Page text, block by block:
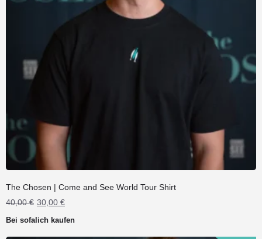
The Chosen | Come and See World Tour Shirt
40,00€ Ursprünglicher
war:
40,00 €
30,00 €Aktueller
ist:
30,00 €.
Bei sofalich kaufen